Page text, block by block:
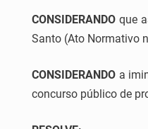
CONSIDERANDO que
Santo (Ato Normativo
CONSIDERANDO a
concurso público de